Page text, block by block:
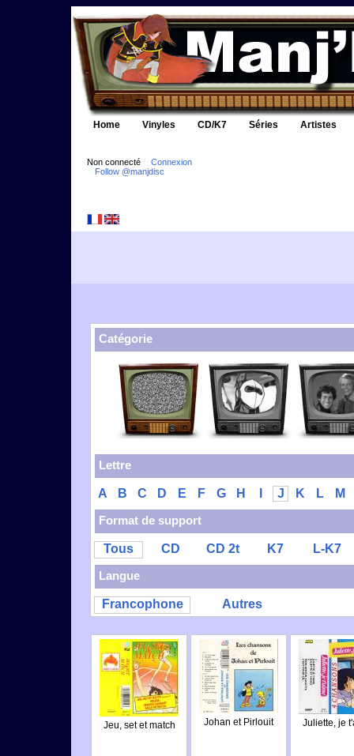
Home Vinyles CD/K7 Séries Artistes
Non connecté
Connexion
Follow @manjdisc
Catégorie
Lettre
A B C D E F G H J K L
M
Format de support
Tous CD CD 2t K7
L-K7
Langue
Francophone Autres
Jeu, set et match Johan et Pirlouit Juliette, je